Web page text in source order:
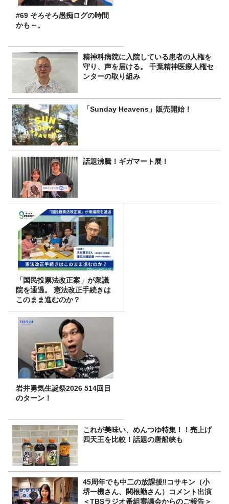
#69 そろそろ愚痴ログの時間
かも～。
精神科病院に入院している患者の人権を
守り、声を届ける。 千葉精神医療人権セ
ンターの取り組み
「Sunday Heavens」販売開始！
話題沸騰！ギガマート展！
「国民投票法改正案」が衆議
院を通過。 憲法改正手続きは
このまま進むのか？
岩井勇気生誕祭2026 514回目
のターン！
これが美味い、めんつゆ特集！！売上げ
四天王を比較！話題の唐船峡も
45周年でも中二の放課後‼コサキン（小
堺一機さん、関根勤さん）コメント出演
＜TBSラジオ番組審議会からのご報告＞